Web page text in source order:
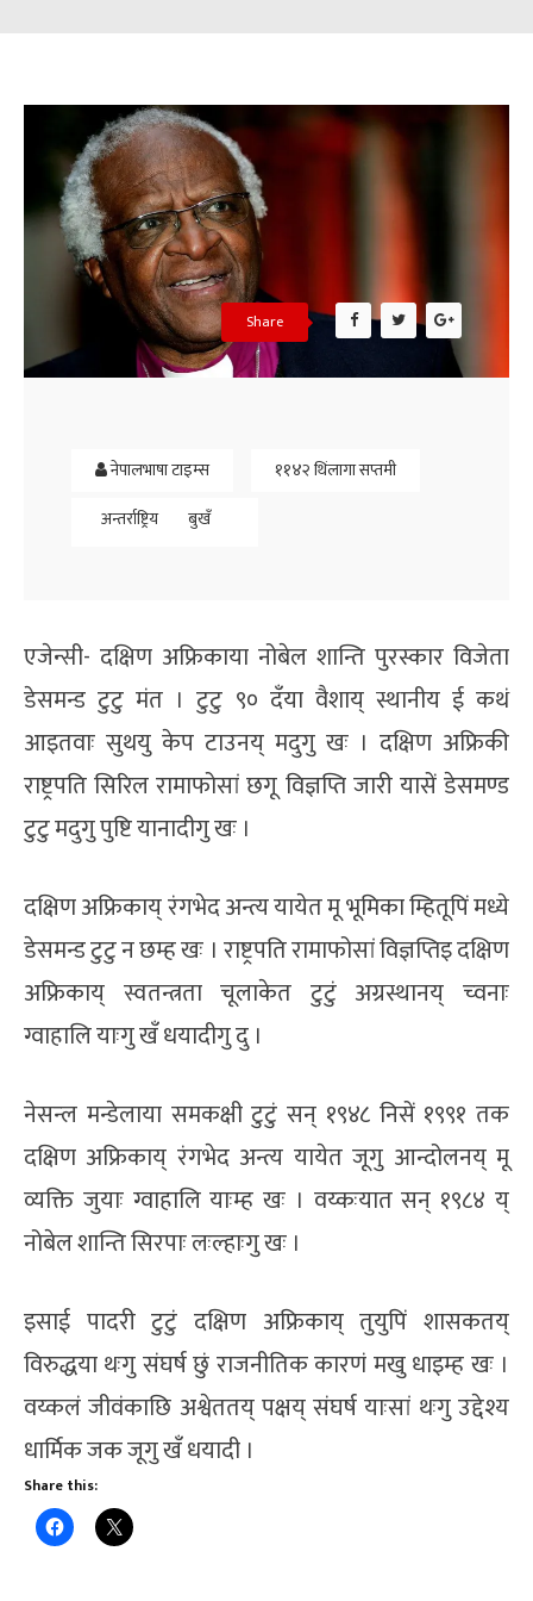
Share
नेपालभाषा टाइम्स
११४२ थिंलागा सप्तमी
अन्तर्राष्ट्रिय
बुखँ
एजेन्सी- दक्षिण अफ्रिकाया नोबेल शान्ति पुरस्कार विजेता
डेसमन्ड टुटु मंत । टुटु ९० दँया वैशाय् स्थानीय ई कथं
आइतवाः सुथयु केप टाउनय् मदुगु खः । दक्षिण अफ्रिकी
राष्ट्रपति सिरिल रामाफोसां छगू विज्ञप्ति जारी यासें डेसमण्ड
टुटु मदुगु पुष्टि यानादीगु खः ।
दक्षिण अफ्रिकाय् रंगभेद अन्त्य यायेत मू भूमिका म्हितूपिं मध्ये
डेसमन्ड टुटु न छम्ह खः । राष्ट्रपति रामाफोसां विज्ञप्तिइ दक्षिण
अफ्रिकाय् स्वतन्त्रता चूलाकेत टुटुं अग्रस्थानय् च्वनाः
ग्वाहालि याःगु खँ धयादीगु दु ।
नेसन्ल मन्डेलाया समकक्षी टुटुं सन् १९४८ निसें १९९१ तक
दक्षिण अफ्रिकाय् रंगभेद अन्त्य यायेत जूगु आन्दोलनय् मू
व्यक्ति जुयाः ग्वाहालि याःम्ह खः । वय्कःयात सन् १९८४ य्
नोबेल शान्ति सिरपाः लःल्हाःगु खः ।
इसाई पादरी टुटुं दक्षिण अफ्रिकाय् तुयुपिं शासकतय्
विरुद्धया थःगु संघर्ष छुं राजनीतिक कारणं मखु धाइम्ह खः ।
वय्कलं जीवंकाछि अश्वेततय् पक्षय् संघर्ष याःसां थःगु उद्देश्य
धार्मिक जक जूगु खँ धयादी ।
Share this: